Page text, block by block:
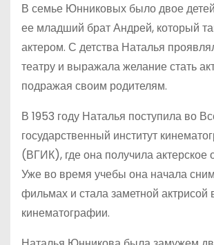
В семье Юнниковых было двое
ее младший брат Андрей, который
актером. С детства Наталья
театру и выражала желание стать
подражая своим родителям.
В 1953 году Наталья поступила во
государственный институт
(ВГИК), где она получила актерское
Уже во время учебы она начала
фильмах и стала заметной актрисой
кинематографии.